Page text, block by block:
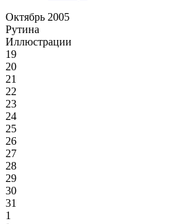
Октябрь 2005
Рутина
Иллюстрации
19
20
21
22
23
24
25
26
27
28
29
30
31
1